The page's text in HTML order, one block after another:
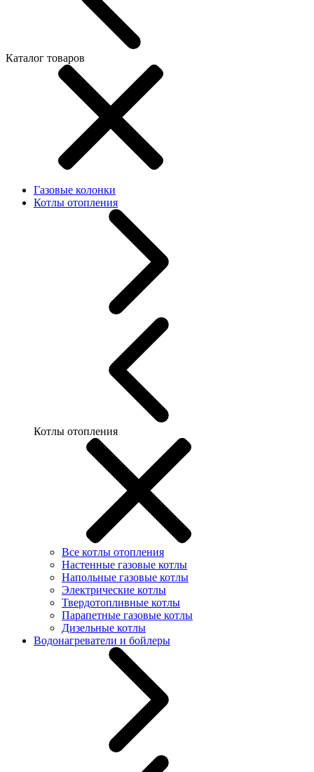
Каталог товаров
Газовые колонки
Котлы отопления
Котлы отопления
Все котлы отопления
Настенные газовые котлы
Напольные газовые котлы
Электрические котлы
Твердотопливные котлы
Парапетные газовые котлы
Дизельные котлы
Водонагреватели и бойлеры